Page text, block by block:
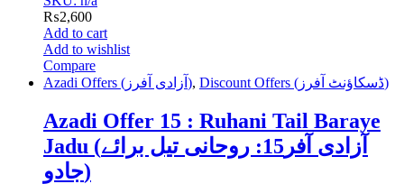
₨2,600
Add to cart
Add to wishlist
Compare
Azadi Offers (آزادی آفرز), Discount Offers (ڈسکاؤنٹ آفرز)
Azadi Offer 15 : Ruhani Tail Baraye
Jadu (آزادی آفر15: روحانی تیل برائے
جادو)